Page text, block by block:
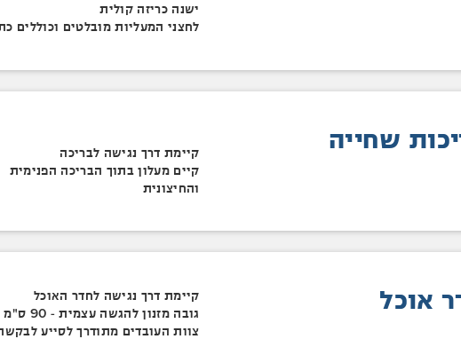
ישנה כריזה קולית
לחצני המעליות מובלטים וכוללים
שחייה
קיימת דרך נגישה לבריכה
קיים מעלון בתוך הבריכה הפנימית
והחיצונית
אוכל
קיימת דרך נגישה לחדר האוכל
גובה מזנון להגשה עצמית - 90 ס"מ
צוות העובדים מתודרך לסייע